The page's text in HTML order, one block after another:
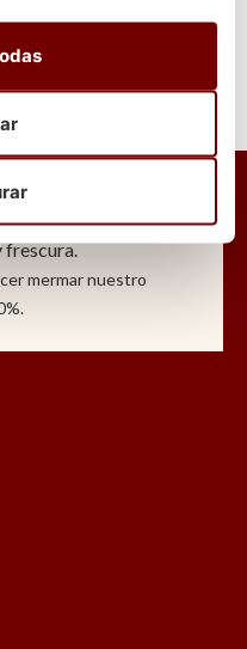
a que todos
son gallegos y de
a uno, de la lonja
para ofrecer la
frescura.
mermar nuestro